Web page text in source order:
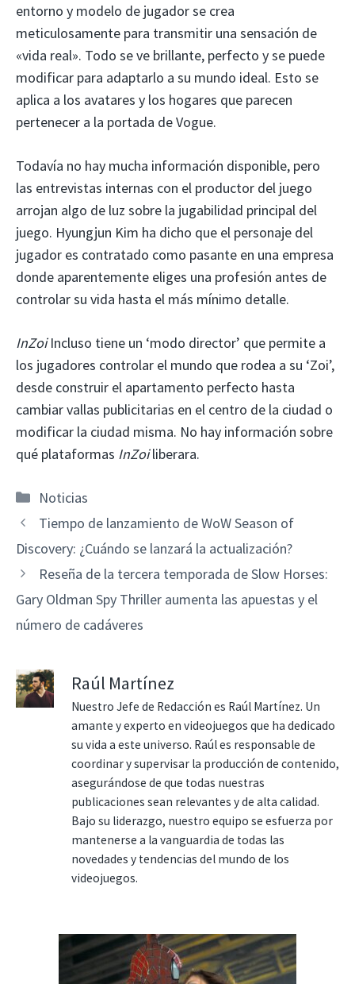
entorno y modelo de jugador se crea
meticulosamente para transmitir una sensación de
«vida real». Todo se ve brillante, perfecto y se puede
modificar para adaptarlo a su mundo ideal. Esto se
aplica a los avatares y los hogares que parecen
pertenecer a la portada de Vogue.
Todavía no hay mucha información disponible, pero
las entrevistas internas con el productor del juego
arrojan algo de luz sobre la jugabilidad principal del
juego. Hyungjun Kim ha dicho que el personaje del
jugador es contratado como pasante en una empresa
donde aparentemente eliges una profesión antes de
controlar su vida hasta el más mínimo detalle.
InZoiIncluso tiene un ‘modo director’ que permite a
los jugadores controlar el mundo que rodea a su ‘Zoi’,
desde construir el apartamento perfecto hasta
cambiar vallas publicitarias en el centro de la ciudad o
modificar la ciudad misma. No hay información sobre
qué plataformas InZoiliberara.
Categorías
Noticias
Tiempo de lanzamiento de WoW Season of
Discovery: ¿Cuándo se lanzará la actualización?
Reseña de la tercera temporada de Slow Horses:
Gary Oldman Spy Thriller aumenta las apuestas y el
número de cadáveres
Raúl Martínez
Nuestro Jefe de Redacción es Raúl Martínez. Un
amante y experto en videojuegos que ha dedicado
su vida a este universo. Raúl es responsable de
coordinar y supervisar la producción de contenido,
asegurándose de que todas nuestras
publicaciones sean relevantes y de alta calidad.
Bajo su liderazgo, nuestro equipo se esfuerza por
mantenerse a la vanguardia de todas las
novedades y tendencias del mundo de los
videojuegos.